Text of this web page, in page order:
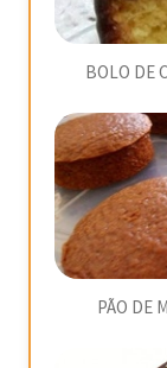
BOLO DE
PÃO DE